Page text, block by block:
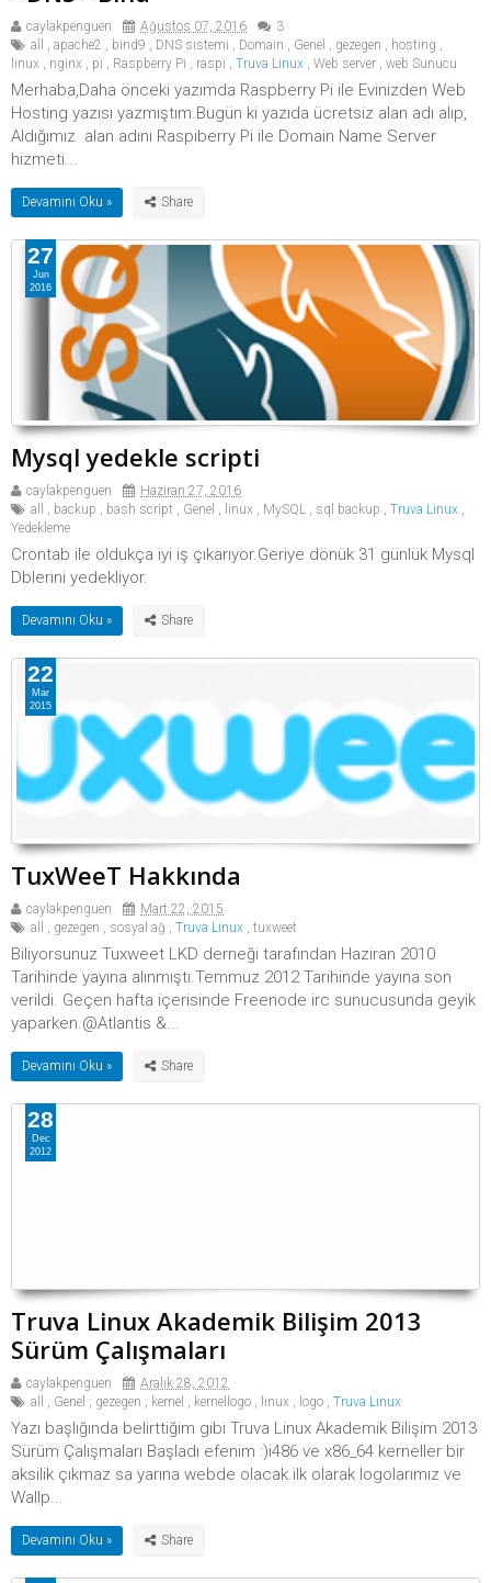
caylakpenguen Ağustos 07, 2016
3
all
, apache2 , bind9 , DNS sistemi , Domain , Genel , gezegen , hosting ,
linux , nginx , pi , Raspberry Pi , raspi , Truva Linux , Web server , web Sunucu
Merhaba,Daha önceki yazımda Raspberry Pi ile Evinizden Web
Hosting yazısı yazmıştım.Bugün ki yazıda ücretsiz alan adı alıp,
Aldığımız alan adını Raspiberry Pi ile Domain Name Server
hizmeti...
Devamını Oku »
Mysql yedekle scripti
caylakpenguen
Haziran 27, 2016
all
, backup , bash script , Genel , linux , MySQL , sql backup , Truva Linux ,
Yedekleme
Crontab ile oldukça iyi iş çıkarıyor.Geriye dönük 31 günlük Mysql
Dblerini yedekliyor.
Devamını Oku »
27
Jun
2016
TuxWeeT Hakkında
caylakpenguen
Mart 22, 2015
all
, gezegen , sosyal ağ , Truva Linux , tuxweet
Biliyorsunuz Tuxweet LKD derneği tarafından Haziran 2010
Tarihinde yayına alınmıştı.Temmuz 2012 Tarihinde yayına son
verildi. Geçen hafta içerisinde Freenode irc sunucusunda geyik
yaparken.@Atlantis &...
Devamını Oku »
22
Mar
2015
Truva Linux Akademik Bilişim 2013
Sürüm Çalışmaları
caylakpenguen
Aralık 28, 2012
all
, Genel , gezegen , kernel , kernellogo , linux , logo , Truva Linux
Yazı başlığında belirttiğim gibi Truva Linux Akademik Bilişim 2013
Sürüm Çalışmaları Başladı efenim :)i486 ve x86_64 kerneller bir
aksilik çıkmaz sa yarına webde olacak.ilk olarak logolarımız ve
Wallp...
Devamını Oku »
28
Dec
2012